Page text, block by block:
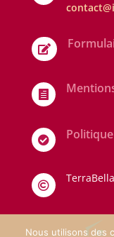




Nous utilisons des